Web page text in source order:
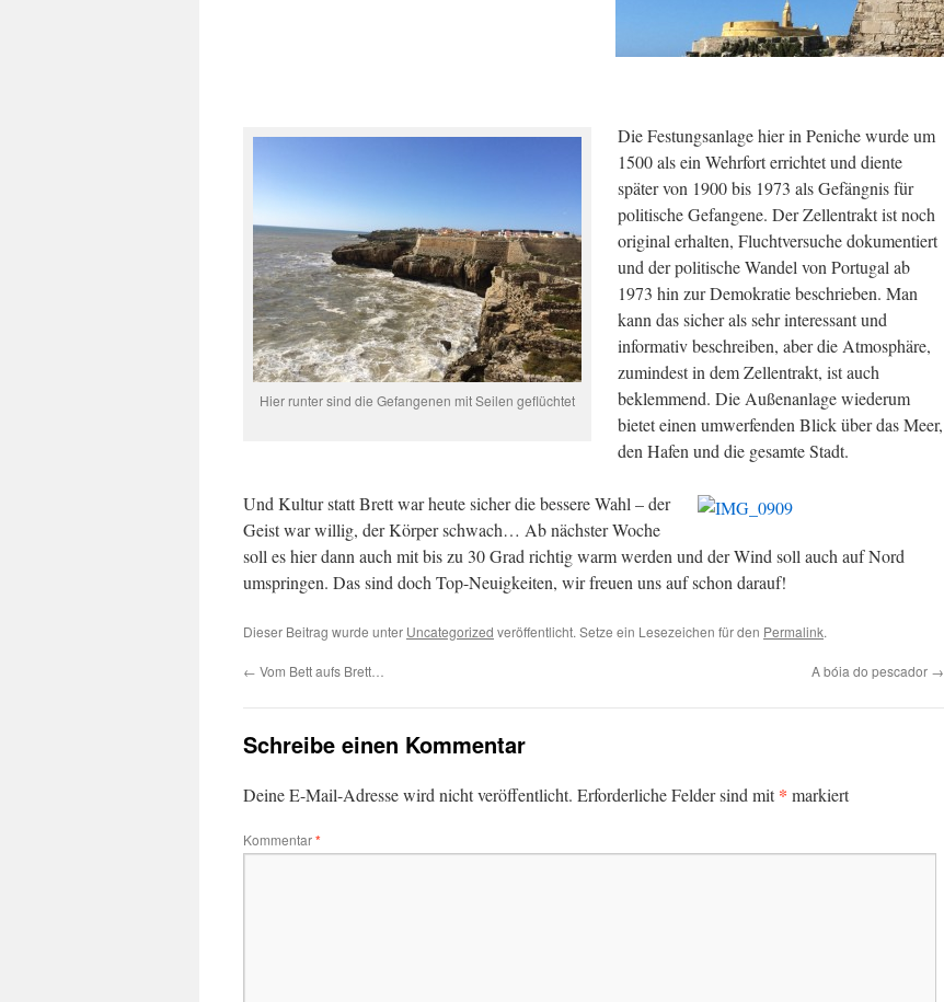
Hier runter sind die Gefangenen mit Seilen geflüchtet
Die Festungsanlage hier in Peniche wurde um
1500 als ein Wehrfort errichtet und diente
später von 1900 bis 1973 als Gefängnis für
politische Gefangene. Der Zellentrakt ist noch
original erhalten, Fluchtversuche dokumentiert
und der politische Wandel von Portugal ab
1973 hin zur Demokratie beschrieben. Man
kann das sicher als sehr interessant und
informativ beschreiben, aber die Atmosphäre,
zumindest in dem Zellentrakt, ist auch
beklemmend. Die Außenanlage wiederum
bietet einen umwerfenden Blick über das Meer,
den Hafen und die gesamte Stadt.
Und Kultur statt Brett war heute sicher die bessere Wahl – der
Geist war willig, der Körper schwach… Ab nächster Woche
soll es hier dann auch mit bis zu 30 Grad richtig warm werden und der Wind soll auch auf Nord
umspringen. Das sind doch Top-Neuigkeiten, wir freuen uns auf schon darauf!
Dieser Beitrag wurde unter Uncategorized veröffentlicht. Setze ein Lesezeichen für den Permalink.
← Vom Bett aufs Brett… A bóia do pescador →
Schreibe einen Kommentar
Deine E-Mail-Adresse wird nicht veröffentlicht. Erforderliche Felder sind mit* markiert
Kommentar*